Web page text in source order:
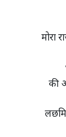
मोरा
की